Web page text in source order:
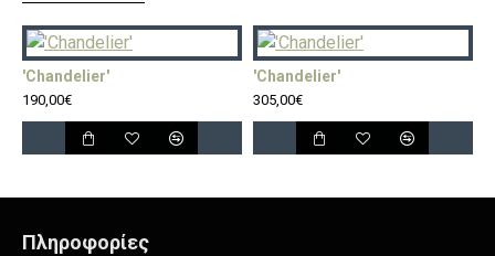
'Chandelier'
190,00€
'Chandelier'
305,00€
Πληροφορίες